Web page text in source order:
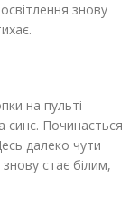
знову
на пульті
синє. Починається
далеко чути
стає білим,